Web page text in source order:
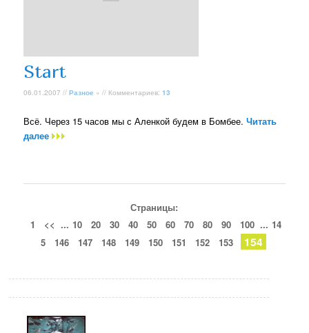
Start
06.01.2007 //Разное » // Комментариев:13
Всё. Через 15 часов мы с Аленкой будем в Бомбее.Читать
далее
Страницы:
1
<< ... 10 20 30 40 50 60 70 80 90 100 ... 14
5
146 147 148 149 150 151 152 153 154